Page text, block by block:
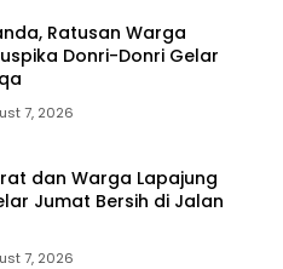
Ratusan Warga
Donri-Donri Gelar
7, 2026
dan Warga Lapajung
Jumat Bersih di Jalan
7, 2026